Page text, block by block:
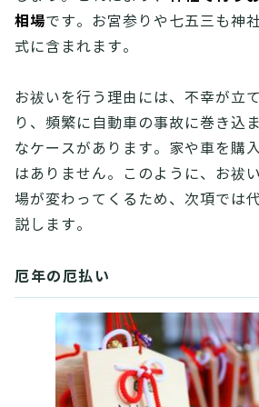
相場です。お宮参りや七五三も神
式に含まれます。
お祓いを行う理由には、不幸が立
り、頻繁に自動車の事故に巻き込
なケースがあります。家や車を購
はありません。このように、お祓
場が変わってくるため、次項では
説します。
厄年の厄払い